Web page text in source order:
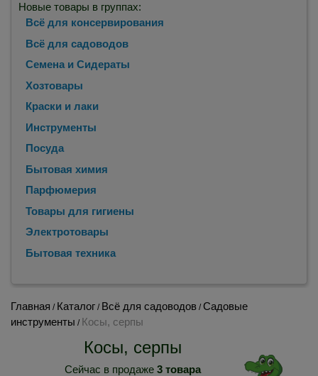
Новые товары в группах:
Всё для консервирования
Всё для садоводов
Семена и Сидераты
Хозтовары
Краски и лаки
Инструменты
Посуда
Бытовая химия
Парфюмерия
Товары для гигиены
Электротовары
Бытовая техника
Главная / Каталог / Всё для садоводов /Садовые
инструменты / Косы, серпы
Косы, серпы
Сейчас в продаже 3 товара